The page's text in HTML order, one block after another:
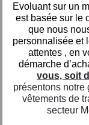
Evoluant sur un
est basée sur le
que nous
personnalisée et
attentes , en
démarche
vous, soit
présentons notre
vêtements de
secteur